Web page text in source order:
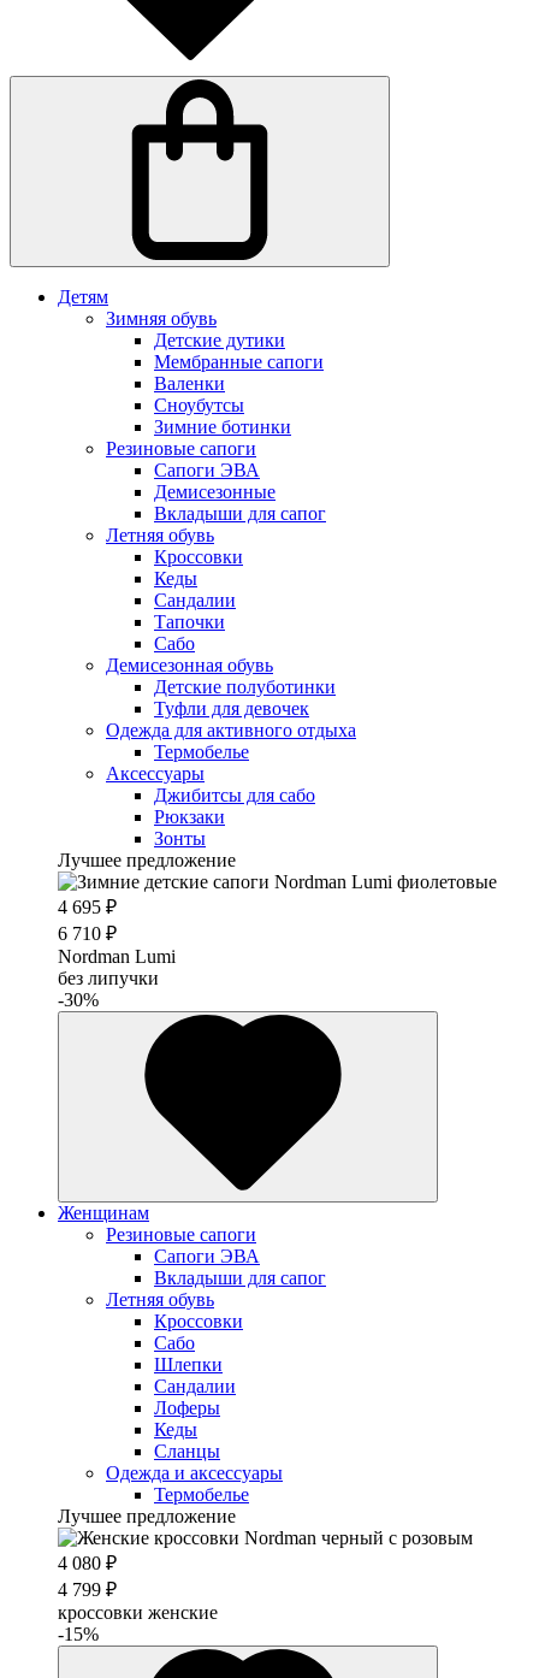
Детям
Зимняя обувь
Детские дутики
Мембранные сапоги
Валенки
Сноубутсы
Зимние ботинки
Резиновые сапоги
Сапоги ЭВА
Демисезонные
Вкладыши для сапог
Летняя обувь
Кроссовки
Кеды
Сандалии
Тапочки
Сабо
Демисезонная обувь
Детские полуботинки
Туфли для девочек
Одежда для активного отдыха
Термобелье
Аксессуары
Джибитсы для сабо
Рюкзаки
Зонты
Лучшее предложение
4 695 ₽
6 710 ₽
Nordman Lumi
без липучки
-30%
Женщинам
Резиновые сапоги
Cапоги ЭВА
Вкладыши для сапог
Летняя обувь
Кроссовки
Сабо
Шлепки
Сандалии
Лоферы
Кеды
Сланцы
Одежда и аксессуары
Термобелье
Лучшее предложение
4 080 ₽
4 799 ₽
кроссовки женские
-15%